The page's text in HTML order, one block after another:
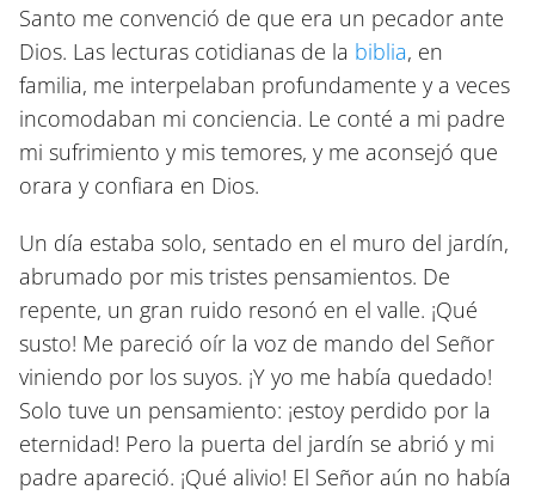
Santo me convenció de que era un pecador ante
Dios. Las lecturas cotidianas de la biblia, en
familia, me interpelaban profundamente y a veces
incomodaban mi conciencia. Le conté a mi padre
mi sufrimiento y mis temores, y me aconsejó que
orara y confiara en Dios.
Un día estaba solo, sentado en el muro del jardín,
abrumado por mis tristes pensamientos. De
repente, un gran ruido resonó en el valle. ¡Qué
susto! Me pareció oír la voz de mando del Señor
viniendo por los suyos. ¡Y yo me había quedado!
Solo tuve un pensamiento: ¡estoy perdido por la
eternidad! Pero la puerta del jardín se abrió y mi
padre apareció. ¡Qué alivio! El Señor aún no había